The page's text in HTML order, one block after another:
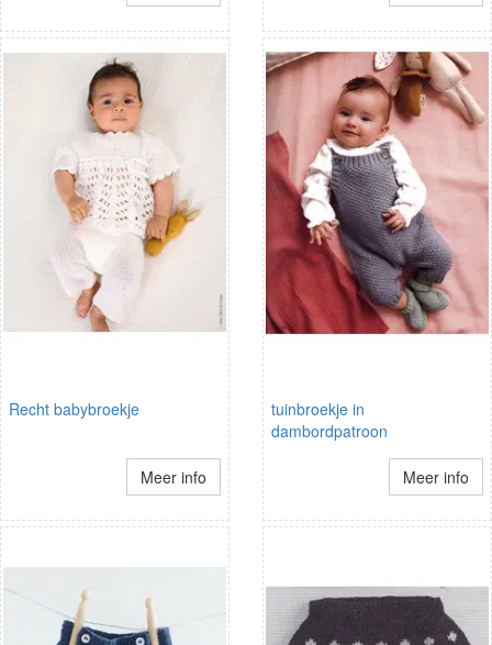
Recht babybroekje
Meer info
tuinbroekje in
dambordpatroon
Meer info